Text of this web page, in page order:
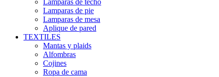
Lamparas de techo
Lamparas de pie
Lamparas de mesa
Aplique de pared
TEXTILES
Mantas y plaids
Alfombras
Cojines
Ropa de cama